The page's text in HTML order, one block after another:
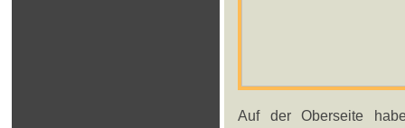
Auf der Oberseite